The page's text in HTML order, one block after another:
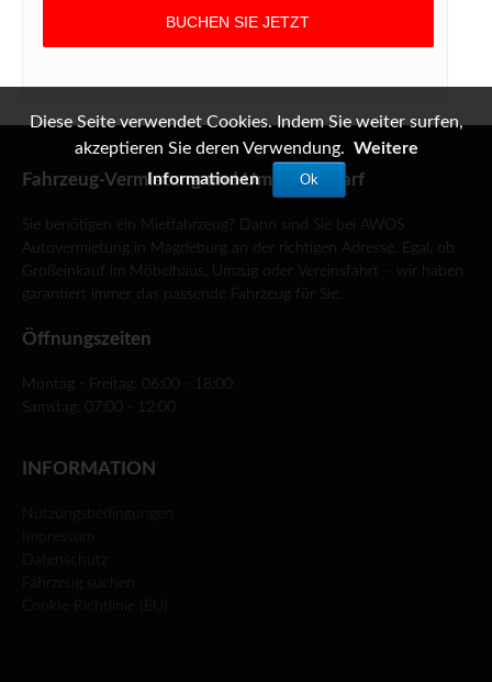
Fahrzeug-Vermietung und Umzugsbedarf
Sie benötigen ein Mietfahrzeug? Dann sind Sie bei AWOS
Autovermietung in Magdeburg an der richtigen Adresse. Egal, ob
Großeinkauf im Möbelhaus, Umzug oder Vereinsfahrt – wir haben
garantiert immer das passende Fahrzeug für Sie.
Öffnungszeiten
Montag - Freitag: 06:00 - 18:00
Samstag: 07:00 - 12:00
INFORMATION
Nutzungsbedingungen
Fahrzeug suchen
Cookie-Richtlinie (EU)
Diese Seite verwendet Cookies. Indem Sie weiter surfen,
akzeptieren Sie deren Verwendung. Weitere
Informationen
Ok